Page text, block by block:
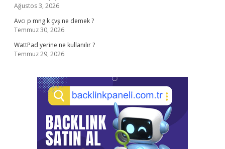
Ağustos 3, 2026
Avcı p mng k çvş ne demek ?
Temmuz 30, 2026
WattPad yerine ne kullanılır ?
Temmuz 29, 2026